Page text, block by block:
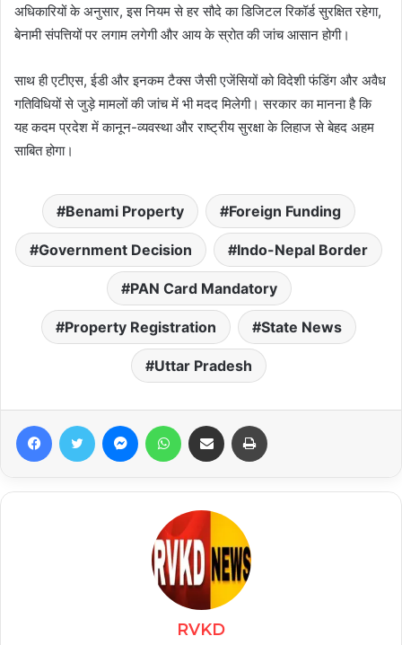
अधिकारियों के अनुसार, इस नियम से हर सौदे का डिजिटल रिकॉर्ड सुरक्षित रहेगा,
बेनामी संपत्तियों पर लगाम लगेगी और आय के स्रोत की जांच आसान होगी।
साथ ही एटीएस, ईडी और इनकम टैक्स जैसी एजेंसियों को विदेशी फंडिंग और अवैध
गतिविधियों से जुड़े मामलों की जांच में भी मदद मिलेगी। सरकार का मानना है कि
यह कदम प्रदेश में कानून-व्यवस्था और राष्ट्रीय सुरक्षा के लिहाज से बेहद अहम
साबित होगा।
Benami Property Foreign Funding
Government Decision Indo-Nepal Border
PAN Card Mandatory
Property Registration State News
Uttar Pradesh
FacebookTwitter MessengerWhatsAppShare via Email
RVKD